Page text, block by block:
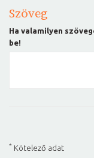
Szöveg
Ha valamilyen
be!
* Kötelező adat